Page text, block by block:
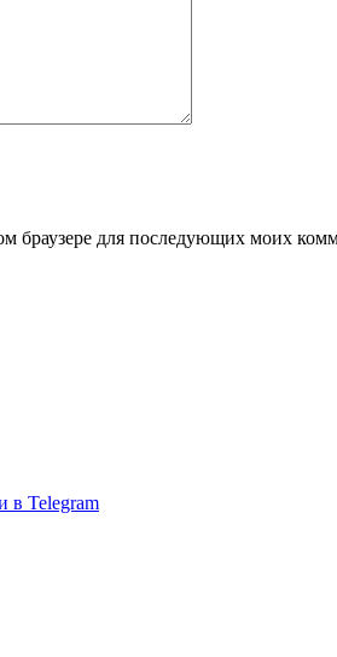
браузере для последующих моих
в Telegram